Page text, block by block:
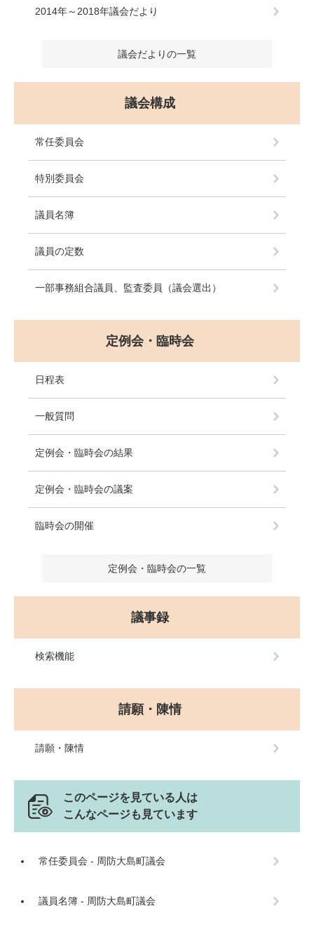
2014年～2018年議会だより
議会だよりの一覧
議会構成
常任委員会
特別委員会
議員名簿
議員の定数
一部事務組合議員、監査委員（議会選出）
定例会・臨時会
日程表
一般質問
定例会・臨時会の結果
定例会・臨時会の議案
臨時会の開催
定例会・臨時会の一覧
議事録
検索機能
請願・陳情
請願・陳情
このページを見ている人は
こんなページも見ています
常任委員会 - 周防大島町議会
議員名簿 - 周防大島町議会